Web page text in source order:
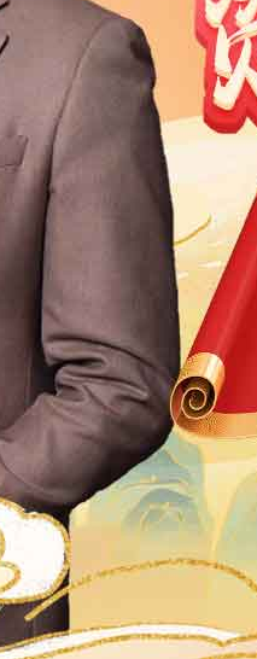
1969 1968
1948 1947 1946 1945
1924 1923
1902 1901 1900
9
40 39 38 37
9 8 6